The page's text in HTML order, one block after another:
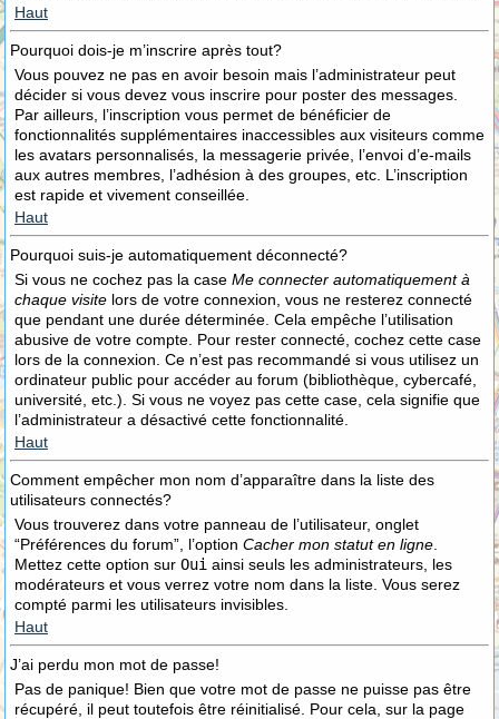
Haut
Pourquoi dois-je m’inscrire après tout?
Vous pouvez ne pas en avoir besoin mais l’administrateur peut
décider si vous devez vous inscrire pour poster des messages.
Par ailleurs, l’inscription vous permet de bénéficier de
fonctionnalités supplémentaires inaccessibles aux visiteurs comme
les avatars personnalisés, la messagerie privée, l’envoi d’e-mails
aux autres membres, l’adhésion à des groupes, etc. L’inscription
est rapide et vivement conseillée.
Haut
Pourquoi suis-je automatiquement déconnecté?
Si vous ne cochez pas la case Me connecter automatiquement à
chaque visite lors de votre connexion, vous ne resterez connecté
que pendant une durée déterminée. Cela empêche l’utilisation
abusive de votre compte. Pour rester connecté, cochez cette case
lors de la connexion. Ce n’est pas recommandé si vous utilisez un
ordinateur public pour accéder au forum (bibliothèque, cybercafé,
université, etc.). Si vous ne voyez pas cette case, cela signifie que
l’administrateur a désactivé cette fonctionnalité.
Haut
Comment empêcher mon nom d’apparaître dans la liste des
utilisateurs connectés?
Vous trouverez dans votre panneau de l’utilisateur, onglet
“Préférences du forum”, l’option Cacher mon statut en ligne
Mettez cette option sur Oui ainsi seuls les administrateurs, les
modérateurs et vous verrez votre nom dans la liste. Vous serez
compté parmi les utilisateurs invisibles.
Haut
J’ai perdu mon mot de passe!
Pas de panique! Bien que votre mot de passe ne puisse pas être
récupéré, il peut toutefois être réinitialisé. Pour cela, sur la page